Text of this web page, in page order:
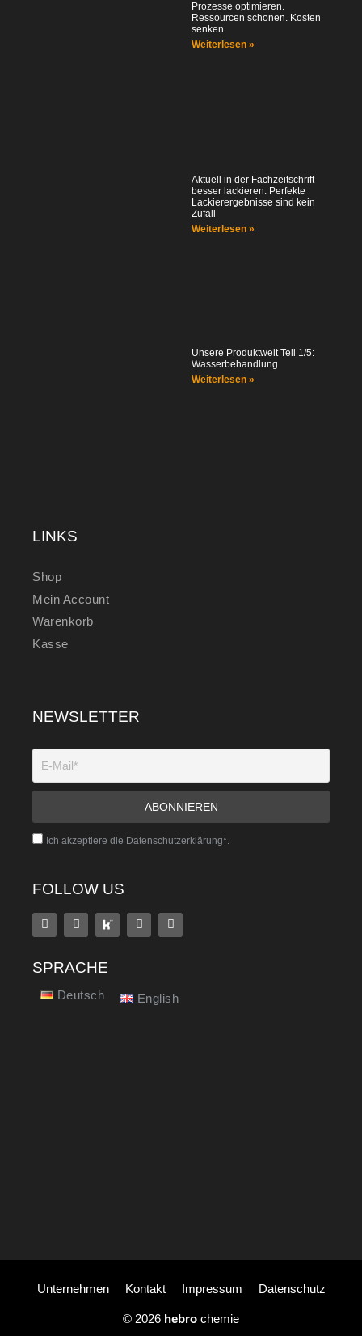
Prozesse optimieren.
Ressourcen schonen. Kosten
senken.
Weiterlesen »
Aktuell in der Fachzeitschrift
besser lackieren: Perfekte
Lackierergebnisse sind kein
Zufall
Weiterlesen »
Unsere Produktwelt Teil 1/5:
Wasserbehandlung
Weiterlesen »
LINKS
Shop
Mein Account
Warenkorb
Kasse
NEWSLETTER
Ich akzeptiere die Datenschutzerklärung*.
FOLLOW US
SPRACHE
Deutsch English
Unternehmen Kontakt Impressum Datenschutz
© 2026 hebro chemie